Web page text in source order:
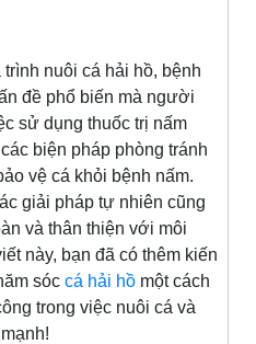
cá hải hồ, bệnh
đề phổ biến mà người
sử dụng thuốc trị nấm
biện pháp phòng tránh
vệ cá khỏi bệnh nấm.
giải pháp tự nhiên cũng
và thân thiện với môi
này, bạn đã có thêm kiến
sóc cá hải hồ một cách
trong việc nuôi cá và